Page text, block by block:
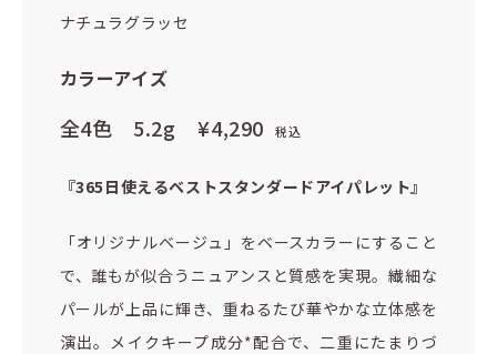
ナチュラグラッセ
カラーアイズ
全4色 5.2g ¥4,290 税込
『365日使えるベストスタンダードアイパレット』
「オリジナルベージュ」をベースカラーにすること
で、誰もが似合うニュアンスと質感を実現。繊細な
パールが上品に輝き、重ねるたび華やかな立体感を
演出。メイクキープ成分*配合で、二重にたまりづ